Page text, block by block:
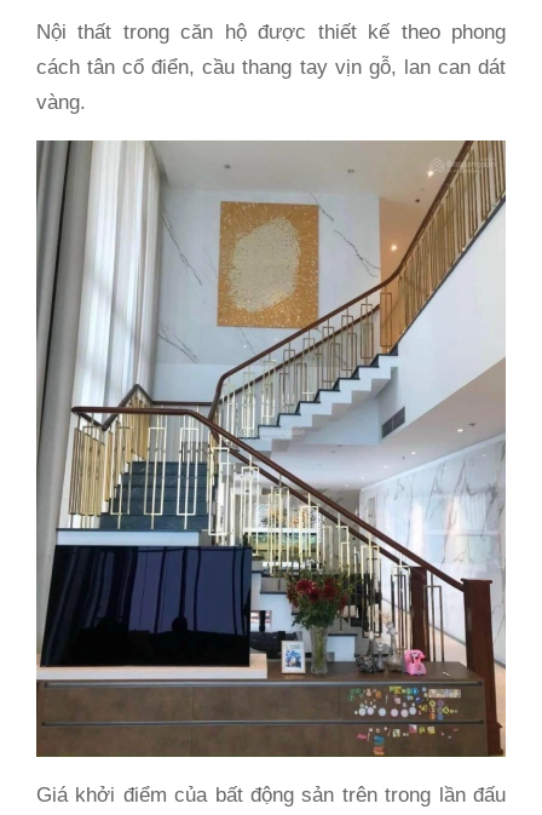
Nội thất trong căn hộ được thiết kế theo phong
cách tân cổ điển, cầu thang tay vịn gỗ, lan can dát
vàng.
Giá khởi điểm của bất động sản trên trong lần đấu